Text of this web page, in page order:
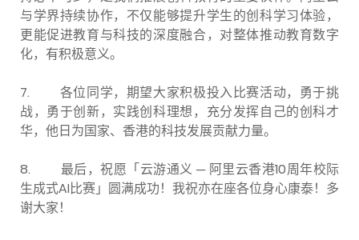
与学界持续协作，不仅能够提升学生的创科学习体验，
更能促进教育与科技的深度融合，对整体推动教育数字
化，有积极意义。
7. 各位同学，期望大家积极投入比赛活动，勇于挑
战，勇于创新，实践创科理想，充分发挥自己的创科才
华，他日为国家、香港的科技发展贡献力量。
8. 最后，祝愿「云游通义 ─阿里云香港10周年校际
生成式AI比赛」圆满成功！我祝亦在座各位身心康泰！多
谢大家！